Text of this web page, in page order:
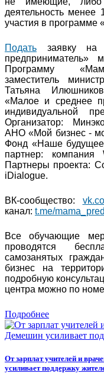
деятельность
участия в программе
Подать заявку на
Программу
заместитель
Татьяна
«Малое и среднее
индивидуальной
Организатор:
АНО «Мой бизнес -
Фонд «Наше
партнер: компания
Партнеры проекта:
iDialogue.
ВК-сообщество:
канал: t.me/
Все обучающие
проводятся
самозанятых
бизнес на
подробную
центра можно по
Подробнее
От зарплат учителей и
усиливает поддержку